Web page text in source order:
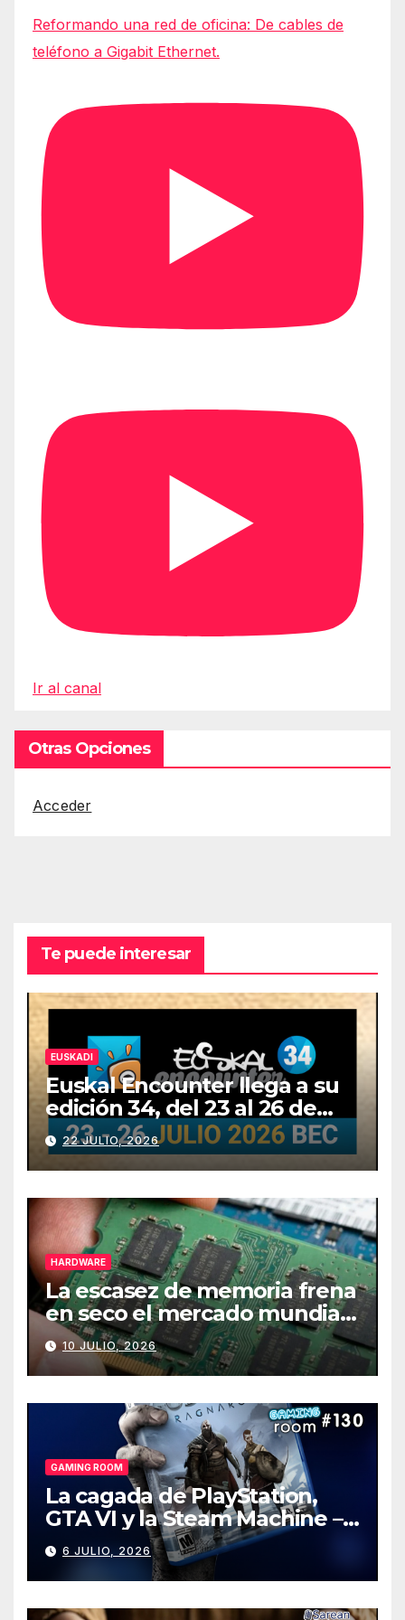
Reformando una red de oficina: De cables de
teléfono a Gigabit Ethernet.
Ir al canal
Otras Opciones
Acceder
Te puede interesar
EUSKADI
Euskal Encounter llega a su
edición 34, del 23 al 26 de
julio
22 JULIO, 2026
HARDWARE
La escasez de memoria frena
en seco el mercado mundial
de PCs
10 JULIO, 2026
GAMING ROOM
La cagada de PlayStation,
GTA VI y la Steam Machine –
Gaming Room #130
6 JULIO, 2026